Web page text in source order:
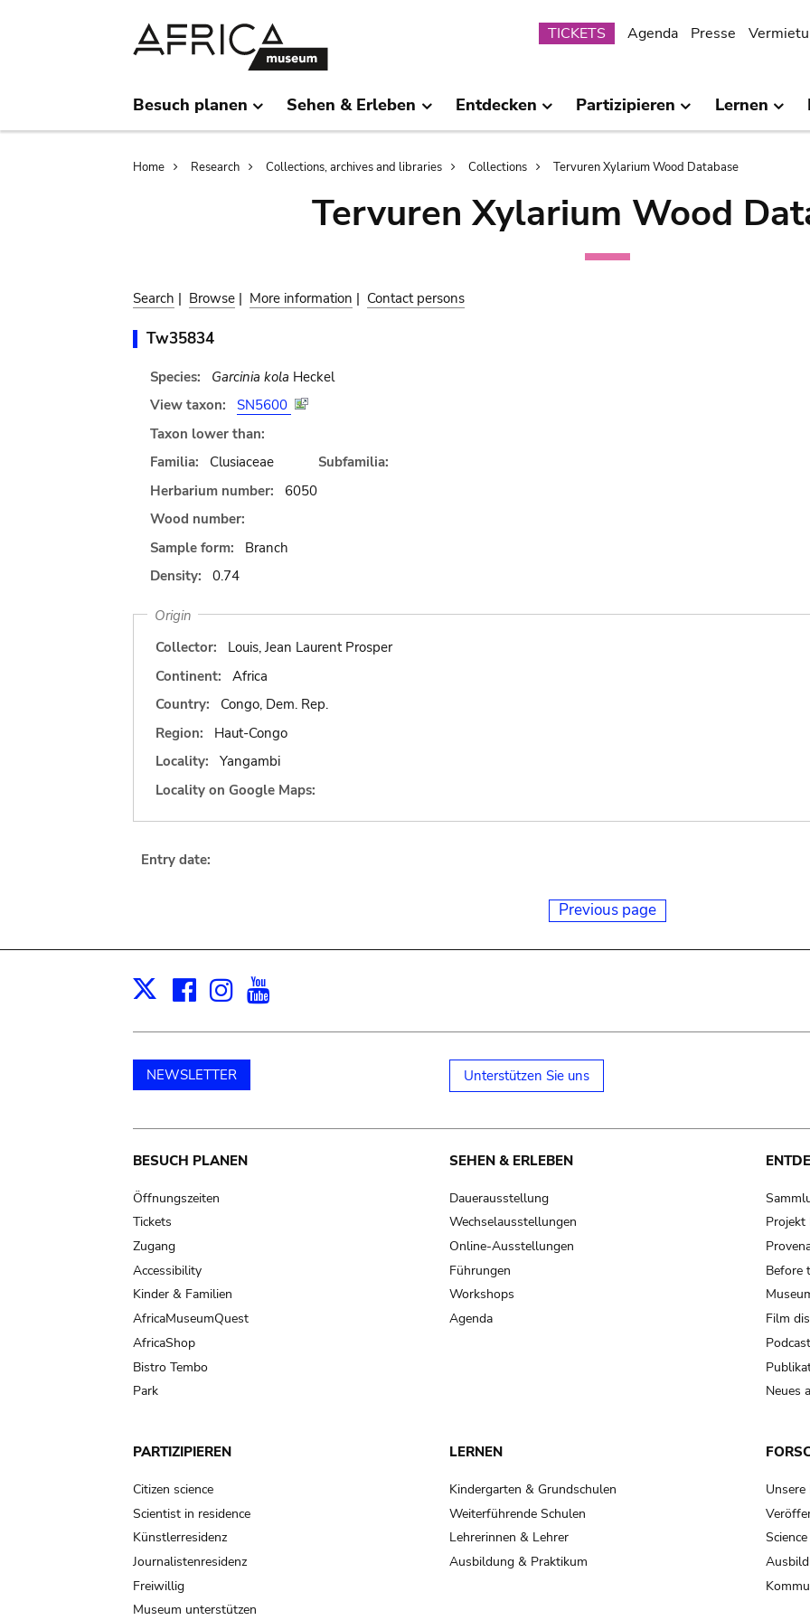
Submenu
TICKETS Agenda Presse
Besuch planen Sehen & Erleben Entdecken Partizipieren Lernen
Breadcrumb
Home Research Collections, archives and libraries Collections Tervuren Xylarium Wood Database
Tervuren Xylarium Wood
Search | Browse | More information | Contact persons
Tw35834
Species: Garcinia kola Heckel
View taxon:
SN5600
Taxon lower than:
Familia:
Clusiaceae
Subfamilia:
Herbarium number:
6050
Wood number:
Sample form:
Branch
Density:
0.74
Origin
Collector:
Louis, Jean Laurent Prosper
Continent:
Africa
Country:
Congo, Dem. Rep.
Region:
Haut-Congo
Locality:
Yangambi
Locality on Google Maps:
Entry date:
Previous page
X Facebook
Instagram
NEWSLETTER Unterstützen Sie uns
Main
navigation
BESUCH PLANEN
Öffnungszeiten
Tickets
Zugang
Accessibility
Kinder & Familien
AfricaMuseumQuest
AfricaShop
Bistro Tembo
Park
SEHEN & ERLEBEN
Dauerausstellung
Wechselausstellungen
Online-Ausstellungen
Führungen
Workshops
Agenda
Projekt
Before
Film
Neues
PARTIZIPIEREN
Citizen science
Scientist in residence
Künstlerresidenz
Journalistenresidenz
Freiwillig
Museum unterstützen
LERNEN
Kindergarten & Grundschulen
Weiterführende Schulen
Lehrerinnen & Lehrer
Ausbildung & Praktikum